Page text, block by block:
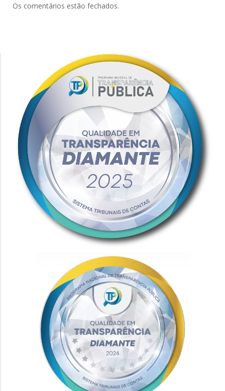
Os comentários estão fechados.